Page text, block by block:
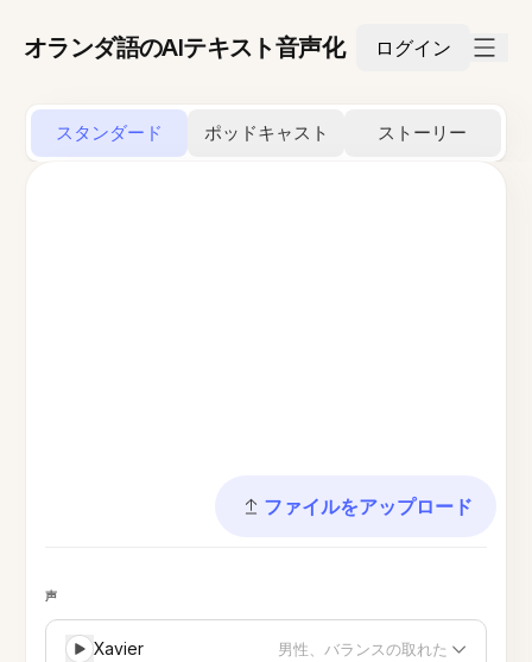
オランダ語のAIテキスト音声化 ログイン
スタンダード ポッドキャスト ストーリー
ファイルをアップロード
声
Xavier 男性、バランスの取れた